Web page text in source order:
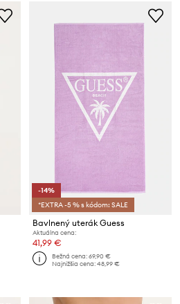
-14%
*EXTRA -5 % s kódom: SALE
Bavlnený uterák Guess
Aktuálna cena:
41,99 €
Bežná cena:69,90 €
Najnižšia cena:48,99 €